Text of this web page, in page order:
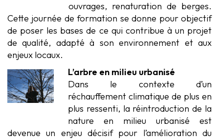
ouvrages, renaturation de berges.
Cette journée de formation se donne pour objectif
de poser les bases de ce qui contribue à un projet
de qualité, adapté à son environnement et aux
enjeux locaux.
L’arbre en milieu urbanisé
Dans le contexte d’un
réchauffement climatique de plus en
plus ressenti, la réintroduction de la
nature en milieu urbanisé est
devenue un enjeu décisif pour l’amélioration du